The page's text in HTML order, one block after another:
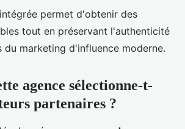
permet d'obtenir des
tout en préservant l'authenticité
du marketing d'influence moderne.
agence sélectionne-t-
partenaires ?